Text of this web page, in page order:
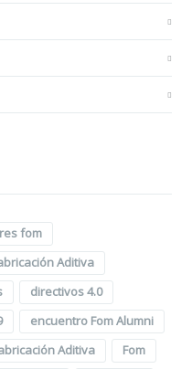
fom
Aditiva
directivos 4.0
encuentro Fom Alumni
Aditiva
Fom